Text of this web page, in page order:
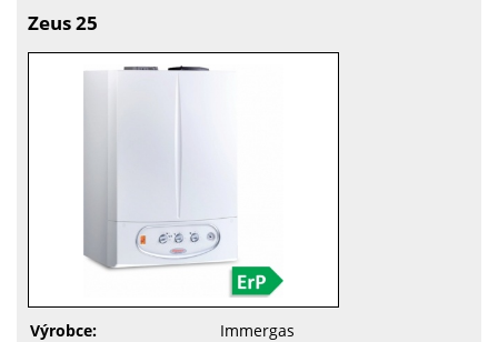
Zeus 25
Výrobce:
Immergas